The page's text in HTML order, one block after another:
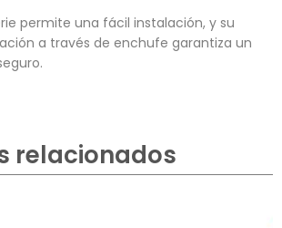
permite una fácil instalación, y su
a través de enchufe garantiza un
relacionados